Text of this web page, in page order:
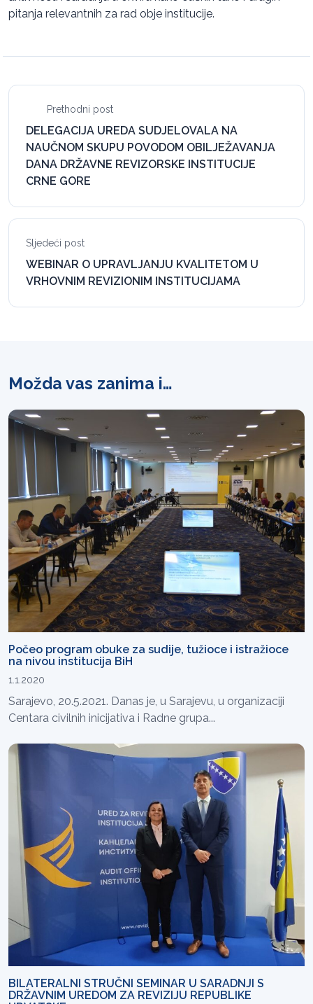
pitanja relevantnih za rad obje institucije.
Prethodni post
DELEGACIJA UREDA SUDJELOVALA NA
NAUČNOM SKUPU POVODOM OBILJEŽAVANJA
DANA DRŽAVNE REVIZORSKE INSTITUCIJE
CRNE GORE
Sljedeći post
WEBINAR O UPRAVLJANJU KVALITETOM U
VRHOVNIM REVIZIONIM INSTITUCIJAMA
Možda vas zanima i…
Počeo program obuke za sudije, tužioce i istražioce
na nivou institucija BiH
1.1.2020
Sarajevo, 20.5.2021. Danas je, u Sarajevu, u organizaciji
Centara civilnih inicijativa i Radne grupa...
BILATERALNI STRUČNI SEMINAR U SARADNJI S
DRŽAVNIM UREDOM ZA REVIZIJU REPUBLIKE